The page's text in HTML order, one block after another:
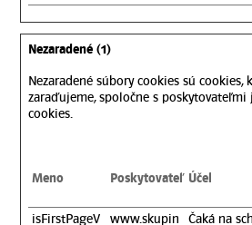
Nezaradené (1)
Nezaradené súbory cookies sú cookies,
zaraďujeme, spoločne s
cookies.
Meno Poskytovateľ Účel
isFirstPageV
www.skupin
Čaká na